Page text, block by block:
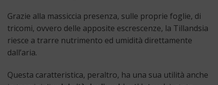
Grazie alla massiccia presenza, sulle proprie foglie, di
tricomi, ovvero delle apposite escrescenze, la Tillandsia
riesce a trarre nutrimento ed umidità direttamente
dall’aria.
Questa caratteristica, peraltro, ha una sua utilità anche